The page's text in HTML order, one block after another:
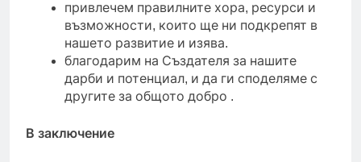
привлечем правилните хора, ресурси и
възможности, които ще ни подкрепят в
нашето развитие и изява.
благодарим на Създателя за нашите
дарби и потенциал, и да ги споделяме с
другите за общото добро .
В заключение